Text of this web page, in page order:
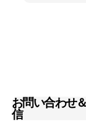
お問い合わせ
信